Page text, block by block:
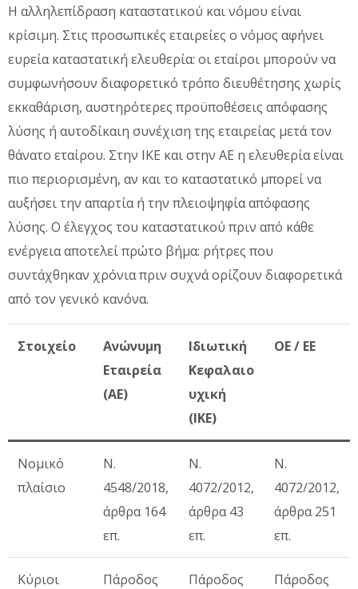
Η αλληλεπίδραση καταστατικού και νόμου είναι
κρίσιμη. Στις προσωπικές εταιρείες ο νόμος αφήνει
ευρεία καταστατική ελευθερία: οι εταίροι μπορούν να
συμφωνήσουν διαφορετικό τρόπο διευθέτησης χωρίς
εκκαθάριση, αυστηρότερες προϋποθέσεις απόφασης
λύσης ή αυτοδίκαιη συνέχιση της εταιρείας μετά τον
θάνατο εταίρου. Στην ΙΚΕ και στην ΑΕ η ελευθερία είναι
πιο περιορισμένη, αν και το καταστατικό μπορεί να
αυξήσει την απαρτία ή την πλειοψηφία απόφασης
λύσης. Ο έλεγχος του καταστατικού πριν από κάθε
ενέργεια αποτελεί πρώτο βήμα: ρήτρες που
συντάχθηκαν χρόνια πριν συχνά ορίζουν διαφορετικά
από τον γενικό κανόνα.
Στοιχείο
Ανώνυμη
Εταιρεία
(ΑΕ)
Ιδιωτική
Κεφαλαιο
υχική
(ΙΚΕ)
ΟΕ / ΕΕ
Νομικό
πλαίσιο
Ν.
4548/2018,
άρθρα 164
επ.
Ν.
4072/2012,
άρθρα 43
επ.
Ν.
4072/2012,
άρθρα 251
επ.
Κύριοι
Πάροδος
Πάροδος
Πάροδος